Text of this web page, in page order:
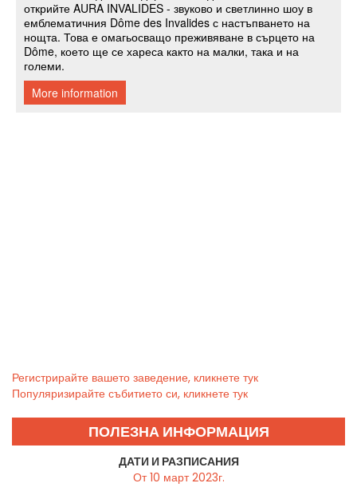
Регистрирайте вашето заведение, кликнете тук
Популяризирайте събитието си, кликнете тук
ПОЛЕЗНА ИНФОРМАЦИЯ
ДАТИ И РАЗПИСАНИЯ
От 10 март 2023г.